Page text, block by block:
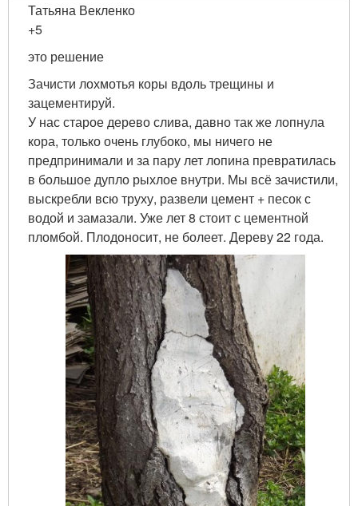
Татьяна Векленко
+5
это решение
Зачисти лохмотья коры вдоль трещины и
зацементируй.
У нас старое дерево слива, давно так же лопнула
кора, только очень глубоко, мы ничего не
предпринимали и за пару лет лопина превратилась
в большое дупло рыхлое внутри. Мы всё зачистили,
выскребли всю труху, развели цемент + песок с
водой и замазали. Уже лет 8 стоит с цементной
пломбой. Плодоносит, не болеет. Дереву 22 года.